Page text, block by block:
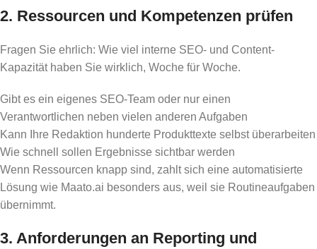
2. Ressourcen und Kompetenzen prüfen
Fragen Sie ehrlich: Wie viel interne SEO- und Content-
Kapazität haben Sie wirklich, Woche für Woche.
Gibt es ein eigenes SEO-Team oder nur einen
Verantwortlichen neben vielen anderen Aufgaben
Kann Ihre Redaktion hunderte Produkttexte selbst überarbeiten
Wie schnell sollen Ergebnisse sichtbar werden
Wenn Ressourcen knapp sind, zahlt sich eine automatisierte
Lösung wie Maato.ai besonders aus, weil sie Routineaufgaben
übernimmt.
3. Anforderungen an Reporting und